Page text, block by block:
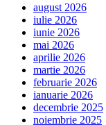
august 2026
iulie 2026
iunie 2026
mai 2026
aprilie 2026
martie 2026
februarie 2026
ianuarie 2026
decembrie 2025
noiembrie 2025